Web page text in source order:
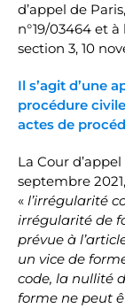
d’appel de
n°19/03464 et
section 3, 10
Il s’agit d’une
procédure
actes de
La Cour
septembre
« l’irrégularité
irrégularité de
prévue à
un vice de
code, la nullité
forme ne peut